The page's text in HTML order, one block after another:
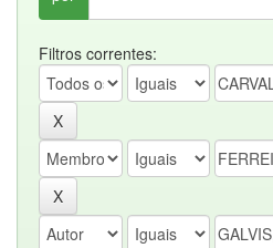
Filtros correntes: